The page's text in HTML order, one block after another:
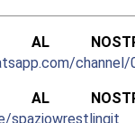
AL
channel/
AL
spaziowrestlingit